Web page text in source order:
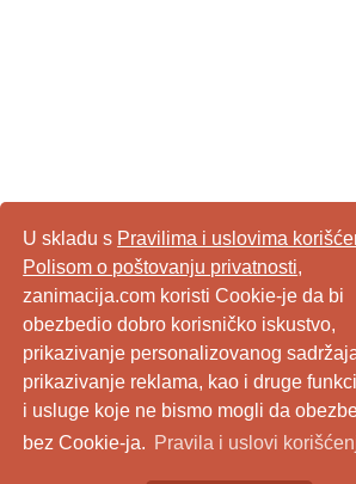
U skladu s Pravilima i uslovima
Polisom o poštovanju privatnosti,
zanimacija.com koristi Cookie-je da bi
obezbedio dobro korisničko iskustvo,
prikazivanje personalizovanog
prikazivanje reklama, kao i druge
i usluge koje ne bismo mogli da
bez Cookie-ja. Pravila i uslovi